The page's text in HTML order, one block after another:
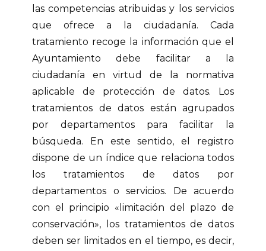
las competencias atribuidas y los servicios
que ofrece a la ciudadanía. Cada
tratamiento recoge la información que el
Ayuntamiento debe facilitar a la
ciudadanía en virtud de la normativa
aplicable de protección de datos. Los
tratamientos de datos están agrupados
por departamentos para facilitar la
búsqueda. En este sentido, el registro
dispone de un índice que relaciona todos
los tratamientos de datos por
departamentos o servicios. De acuerdo
con el principio «limitación del plazo de
conservación», los tratamientos de datos
deben ser limitados en el tiempo, es decir,